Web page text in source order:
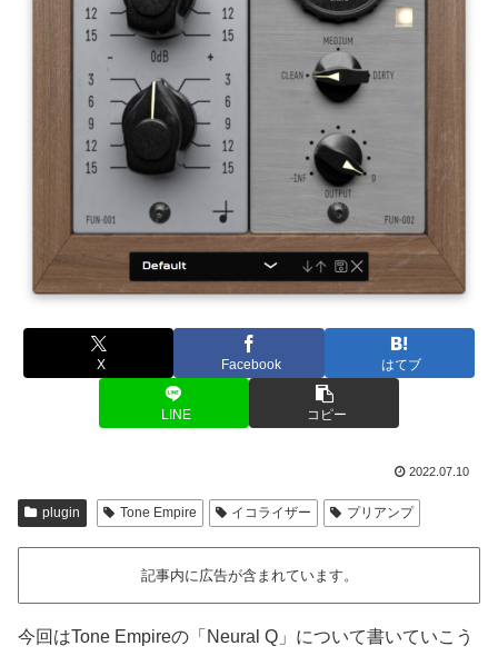
X Facebook はてブ
LINE コピー
2022.07.10
plugin Tone Empire イコライザー プリアンプ
記事内に広告が含まれています。
今回はTone Empireの「Neural Q」について書いていこう